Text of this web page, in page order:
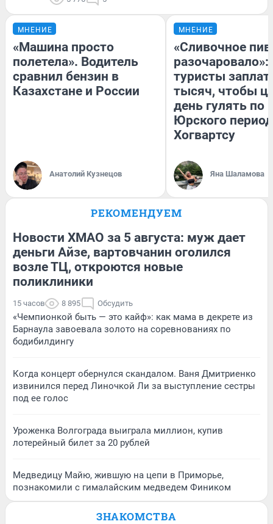
МНЕНИЕ
«Машина просто
полетела». Водитель
сравнил бензин в
Казахстане и России
Анатолий Кузнецов
МНЕНИЕ
«Сливочное
разочаровало»:
туристы
тысяч, чтобы
день гулять по
Юрского
Хогвартсу
Яна Шаламова
РЕКОМЕНДУЕМ
Новости ХМАО за 5 августа: муж дает
деньги Айзе, вартовчанин оголился
возле ТЦ, откроются новые
поликлиники
15 часов 8 895 Обсудить
«Чемпионкой быть — это кайф»: как мама в декрете из
Барнаула завоевала золото на соревнованиях по
бодибилдингу
Когда концерт обернулся скандалом. Ваня Дмитриенко
извинился перед Линочкой Ли за выступление сестры
под ее голос
Уроженка Волгограда выиграла миллион, купив
лотерейный билет за 20 рублей
Медведицу Майю, жившую на цепи в Приморье,
познакомили с гималайским медведем Фиником
ЗНАКОМСТВА